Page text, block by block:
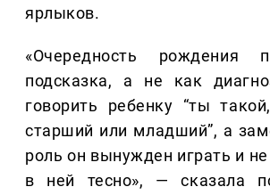
ярлыков.
«Очередность рождения
подсказка, а не как
говорить ребенку “ты
старший или младший”, а
роль он вынужден играть и
в ней тесно», — сказала